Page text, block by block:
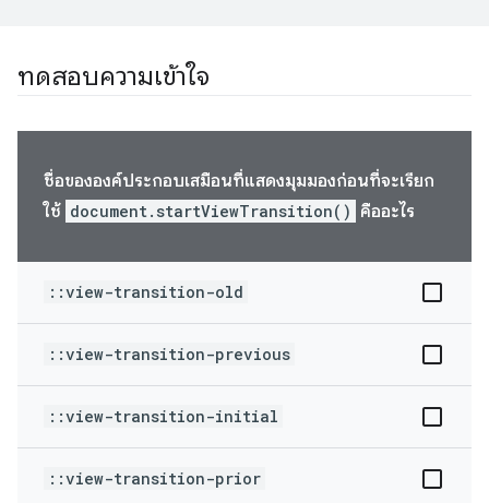
ทดสอบความเข้าใจ
ชื่อขององค์ประกอบเสมือนที่แสดงมุมมองก่อนที่จะเรียก
ใช้ document.startViewTransition() คืออะไร
::view-transition-old
::view-transition-previous
::view-transition-initial
::view-transition-prior